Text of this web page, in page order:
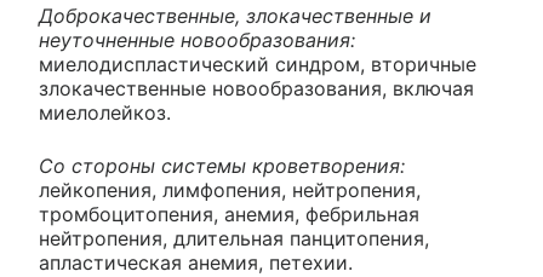
Доброкачественные, злокачественные и
неуточненные новообразования:
миелодиспластический синдром, вторичные
злокачественные новообразования, включая
миелолейкоз.
Со стороны системы кроветворения:
лейкопения, лимфопения, нейтропения,
тромбоцитопения, анемия, фебрильная
нейтропения, длительная панцитопения,
апластическая анемия, петехии.